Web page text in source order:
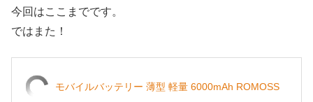
今回はここまでです。
ではまた！
モバイルバッテリー 薄型 軽量 6000mAh ROMOSS